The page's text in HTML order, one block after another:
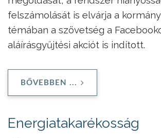
felszámolását is elvárja a
témában a szövetség a
aláírásgyűjtési akciót is indított.
BŐVEBBEN ...
Energiatakarékosság